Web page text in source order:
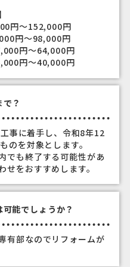
～152,000円
円～98,000円
円～64,000円
円～40,000円
？
事に着手し、令和8年12
のを対象とします。
でも終了する可能性があ
せをおすすめします。
能でしょうか？
有部なのでリフォームが